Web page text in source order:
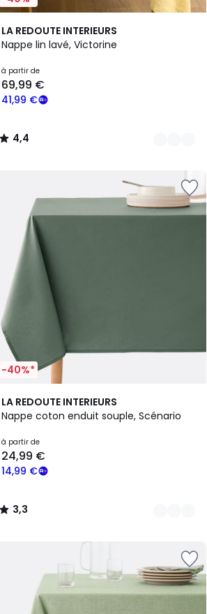
LA REDOUTE INTERIEURS
Nappe lin lavé, Victorine
à partir de
41,99 €
69,99 €
4,4
/ 5
15
Couleurs
4,4
/
-40%*
LA REDOUTE INTERIEURS
Nappe coton enduit souple, Scénario
à partir de
14,99 €
24,99 €
3,3
/ 5
8
Couleurs
3,3
/